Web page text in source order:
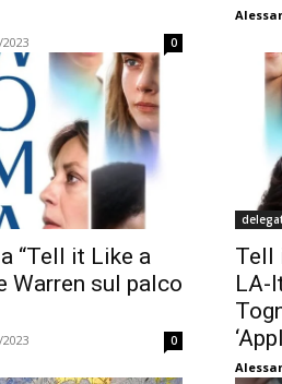
0
“Tell it Like a
Warren sul palco
0
Tell
LA-